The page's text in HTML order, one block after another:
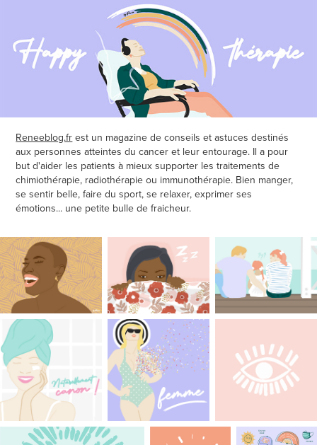
Reneeblog.fr est un magazine de conseils et astuces destinés
aux personnes atteintes du cancer et leur entourage. Il a pour
but d'aider les patients à mieux supporter les traitements de
chimiothérapie, radiothérapie ou immunothérapie. Bien manger,
se sentir belle, faire du sport, se relaxer, exprimer ses
émotions... une petite bulle de fraicheur.